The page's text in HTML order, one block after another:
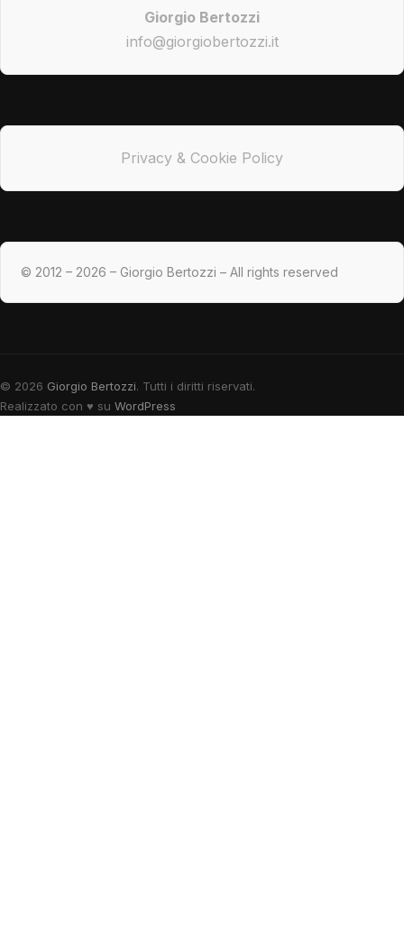
Giorgio Bertozzi
info@giorgiobertozzi.it
Privacy & Cookie Policy
© 2012 – 2026 – Giorgio Bertozzi – All rights reserved
© 2026 Giorgio Bertozzi. Tutti i diritti riservati.
Realizzato con ♥ su WordPress